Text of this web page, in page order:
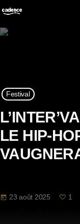
Festival
LE HIP-
today 23 août 2025 1